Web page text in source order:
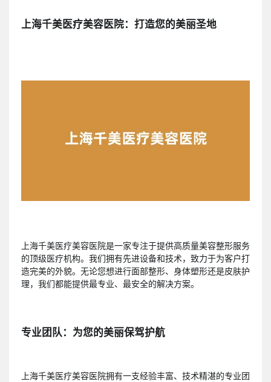
上海千美医疗美容医院：打造您的美丽圣地
上海千美医疗美容医院是一家专注于提供高质量美容整形服务
的顶级医疗机构。我们拥有先进设备和技术，致力于为客户打
造完美的外貌。无论您想进行面部整形、身体塑形还是皮肤护
理，我们都能提供最专业、最安全的解决方案。
专业团队：为您的美丽保驾护航
上海千美医疗美容医院拥有一支经验丰富、技术精湛的专业团